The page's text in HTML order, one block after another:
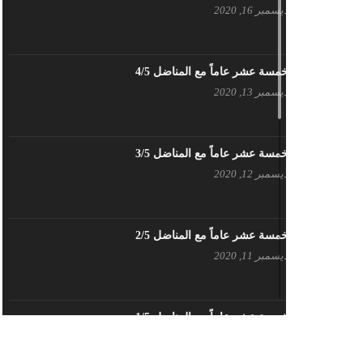
بيان حزب اليسار الديمقراطي السوري
تنويه صادر عن المكتب الإعلامي لحزب
بطاقة تهنئة – حزب اليسار الديمقراطي
أَنقِذوا اللَاجِئين السُوريين في لُبنان –
أبريل 26, 2023
ديسمبر 16, 2020
خمسة عشر عاماً مع المناضل 4/5
ديسمبر 13, 2020
خمسة عشر عاماً مع المناضل 3/5
ديسمبر 12, 2020
خمسة عشر عاماً مع المناضل 2/5
ديسمبر 11, 2020
خمسة عشر عاماً مع المناضل 1/5